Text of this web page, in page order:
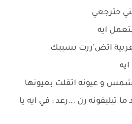
حترجعي
ايه
اتض'ررت بسببك
و عيونه اتقلت بعيونها
تيليفونه رن ...رعد : في ايه يا